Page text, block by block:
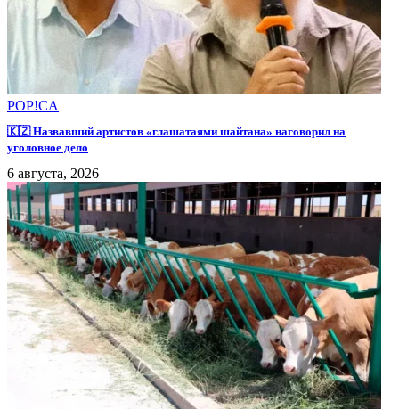
POP!CA
🇰🇿 Назвавший артистов «глашатаями шайтана» наговорил на
уголовное дело
6 августа, 2026